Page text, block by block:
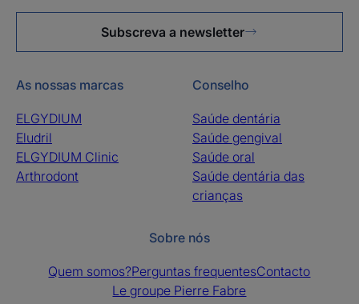
Subscreva a newsletter
As nossas marcas
ELGYDIUM
Eludril
ELGYDIUM Clinic
Arthrodont
Conselho
Saúde dentária
Saúde gengival
Saúde oral
Saúde dentária das
crianças
Sobre nós
Quem somos?Perguntas frequentesContacto
Le groupe Pierre Fabre